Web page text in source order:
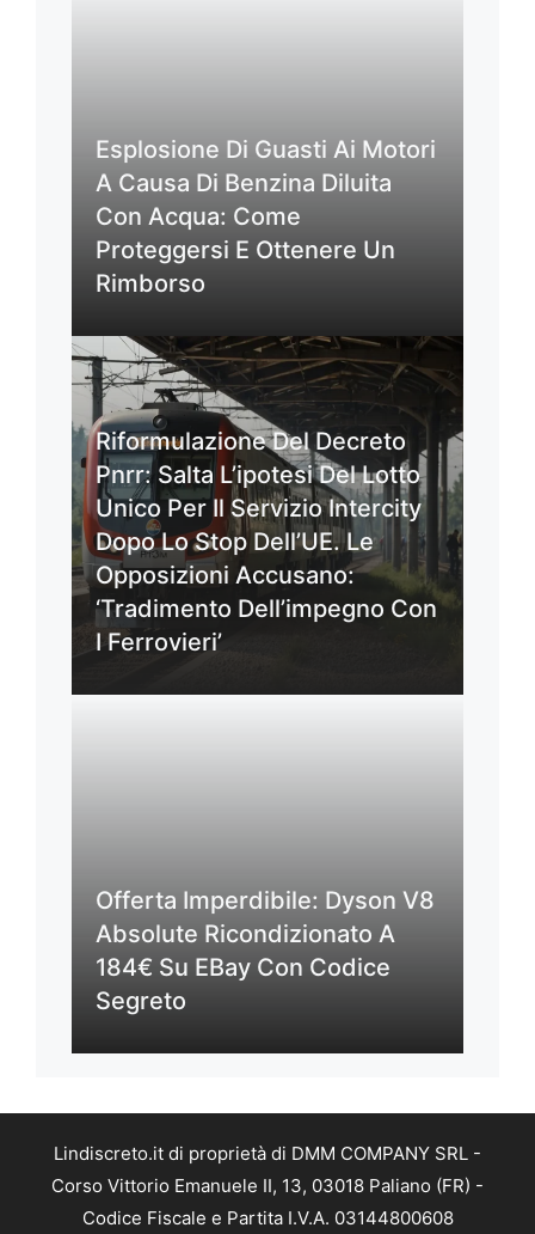
Esplosione Di Guasti Ai Motori
A Causa Di Benzina Diluita
Con Acqua: Come
Proteggersi E Ottenere Un
Rimborso
Riformulazione Del Decreto
Pnrr: Salta L’ipotesi Del Lotto
Unico Per Il Servizio Intercity
Dopo Lo Stop Dell’UE. Le
Opposizioni Accusano:
‘Tradimento Dell’impegno Con
I Ferrovieri’
Offerta Imperdibile: Dyson V8
Absolute Ricondizionato A
184€ Su EBay Con Codice
Segreto
Lindiscreto.it di proprietà di DMM COMPANY SRL -
Corso Vittorio Emanuele II, 13, 03018 Paliano (FR) -
Codice Fiscale e Partita I.V.A. 03144800608